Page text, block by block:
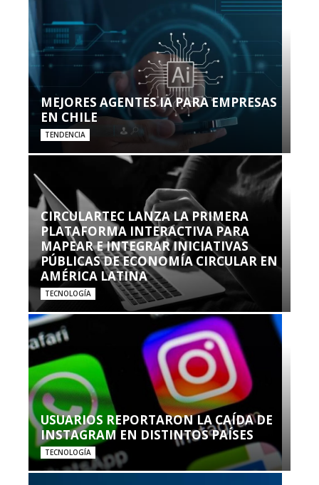
MEJORES AGENTES IA PARA EMPRESAS
EN CHILE
TENDENCIA
CIRCULARTEC LANZA LA PRIMERA
PLATAFORMA INTERACTIVA PARA
MAPEAR E INTEGRAR INICIATIVAS
PÚBLICAS DE ECONOMÍA CIRCULAR EN
AMÉRICA LATINA
TECNOLOGÍA
USUARIOS REPORTARON LA CAÍDA DE
INSTAGRAM EN DISTINTOS PAÍSES
TECNOLOGÍA